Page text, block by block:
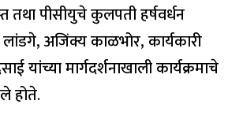
तथा पीसीयुचे कुलपती हर्षवर्धन
लांडगे, अजिंक्य काळभोर, कार्यकारी
यांच्या मार्गदर्शनाखाली कार्यक्रमाचे
होते.